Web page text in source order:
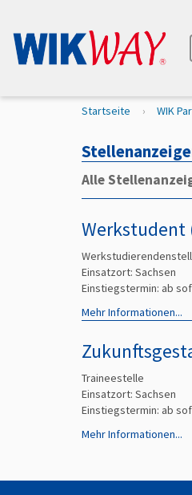
S
s
h
e
r
Startseite WIK
Alle
Werkstudent
Einsatzort: Sachsen
Einstiegstermin: ab
Mehr Informationen...
Traineestelle
Einsatzort: Sachsen
Einstiegstermin: ab
Mehr Informationen...